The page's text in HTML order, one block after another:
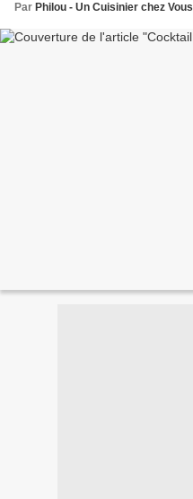
Par Philou - Un Cuisinier chez Vous